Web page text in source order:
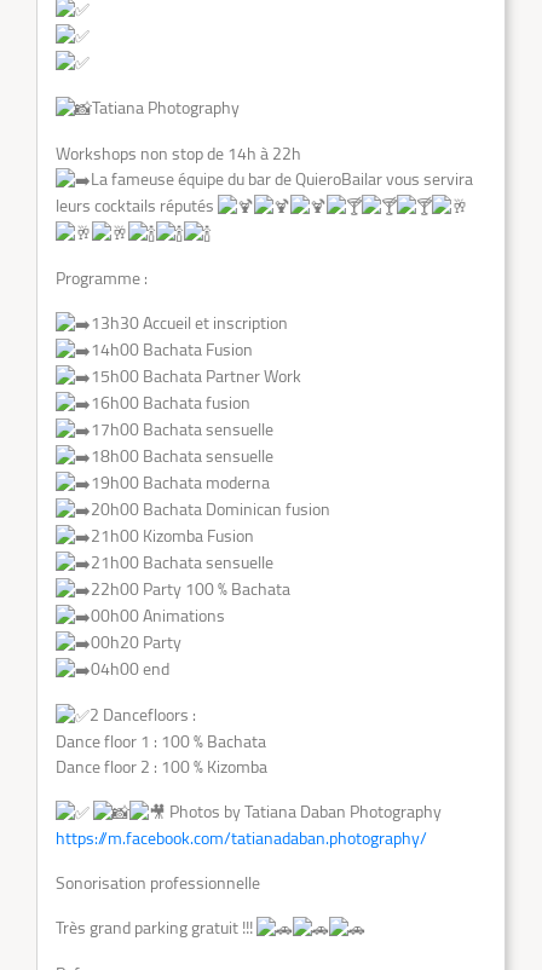
Tatiana Photography
Workshops non stop de 14h à 22h
La fameuse équipe du bar de QuieroBailar vous servira
leurs cocktails réputés
Programme :
13h30 Accueil et inscription
14h00 Bachata Fusion
15h00 Bachata Partner Work
16h00 Bachata fusion
17h00 Bachata sensuelle
18h00 Bachata sensuelle
19h00 Bachata moderna
20h00 Bachata Dominican fusion
21h00 Kizomba Fusion
21h00 Bachata sensuelle
22h00 Party 100 % Bachata
00h00 Animations
00h20 Party
04h00 end
2 Dancefloors :
Dance floor 1 : 100 % Bachata
Dance floor 2 : 100 % Kizomba
Photos by Tatiana Daban Photography
https://m.facebook.com/tatianadaban.photography/
Sonorisation professionnelle
Très grand parking gratuit !!!